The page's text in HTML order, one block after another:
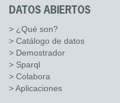
DATOS ABIERTOS
> ¿Qué son?
> Catálogo de datos
> Demostrador
> Sparql
> Colabora
> Aplicaciones